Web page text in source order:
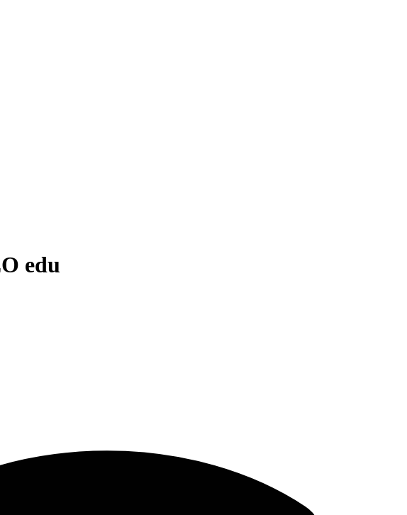
edu